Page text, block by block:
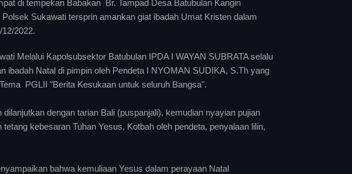
di tempekan Babakan Br. Tampad Desa Batubulan Kangin
Sukawati tersprin amankan giat ibadah Umat Kristen dalam
2022.
Melalui Kapolsubsektor Batubulan IPDA I WAYAN SUBRATA selalu
ibadah Natal di pimpin oleh Pendeta I NYOMAN SUDIKA, S.Th yang
PGLII "Berita Kesukaan untuk seluruh Bangsa".
dengan tarian Bali (puspanjali), kemudian nyayian pujian
kebesaran Tuhan Yesus, Kotbah oleh pendeta, penyalaan lilin,
bahwa kemuliaan Yesus dalam perayaan Natal